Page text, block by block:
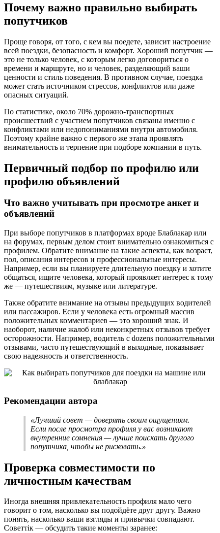
Почему важно правильно выбирать
попутчиков
Проще говоря, от того, с кем вы поедете, зависит настроение
всей поездки, безопасность и комфорт. Хороший попутчик —
это не только человек, с которым легко договориться о
времени и маршруте, но и человек, разделяющий ваши
ценности и стиль поведения. В противном случае, поездка
может стать источником стрессов, конфликтов или даже
опасных ситуаций.
По статистике, около 70% дорожно-транспортных
происшествий с участием попутчиков связаны именно с
конфликтами или недопониманиями внутри автомобиля.
Поэтому крайне важно с первого же этапа проявлять
внимательность и терпение при подборе компании в путь.
Первичный подбор по профилю или
профилю объявлений
Что важно учитывать при просмотре анкет и
объявлений
При выборе попутчиков в платформах вроде Блаблакар или
на форумах, первым делом стоит внимательно ознакомиться с
профилем. Обратите внимание на такие аспекты, как возраст,
пол, описания интересов и профессиональные интересы.
Например, если вы планируете длительную поездку и хотите
общаться, ищите человека, который проявляет интерес к тому
же — путешествиям, музыке или литературе.
Также обратите внимание на отзывы предыдущих водителей
или пассажиров. Если у человека есть огромный массив
положительных комментариев — это хороший знак. И
наоборот, наличие жалоб или неконкретных отзывов требует
осторожности. Например, водитель с dozens положительными
отзывами, часто путешествующий в выходные, показывает
свою надежность и ответственность.
Рекомендации автора
«Лучший совет — доверять своим ощущениям.
Если после просмотра профиля у вас возникают
внутренние сомнения — лучше поискать другого
попутчика, чтобы не рисковать.»
Проверка совместимости по
личностным качествам
Иногда внешняя привлекательность профиля мало чего
говорит о том, насколько вы подойдёте друг другу. Важно
понять, насколько ваши взгляды и привычки совпадают.
Советтік — обсудить такие моменты заранее: